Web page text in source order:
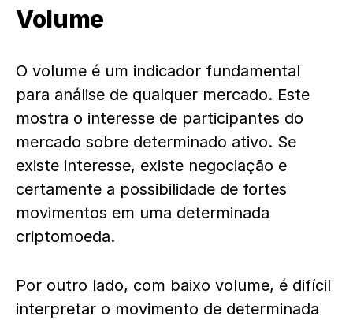
Volume
O volume é um indicador fundamental
para análise de qualquer mercado. Este
mostra o interesse de participantes do
mercado sobre determinado ativo. Se
existe interesse, existe negociação e
certamente a possibilidade de fortes
movimentos em uma determinada
criptomoeda.
Por outro lado, com baixo volume, é difícil
interpretar o movimento de determinada